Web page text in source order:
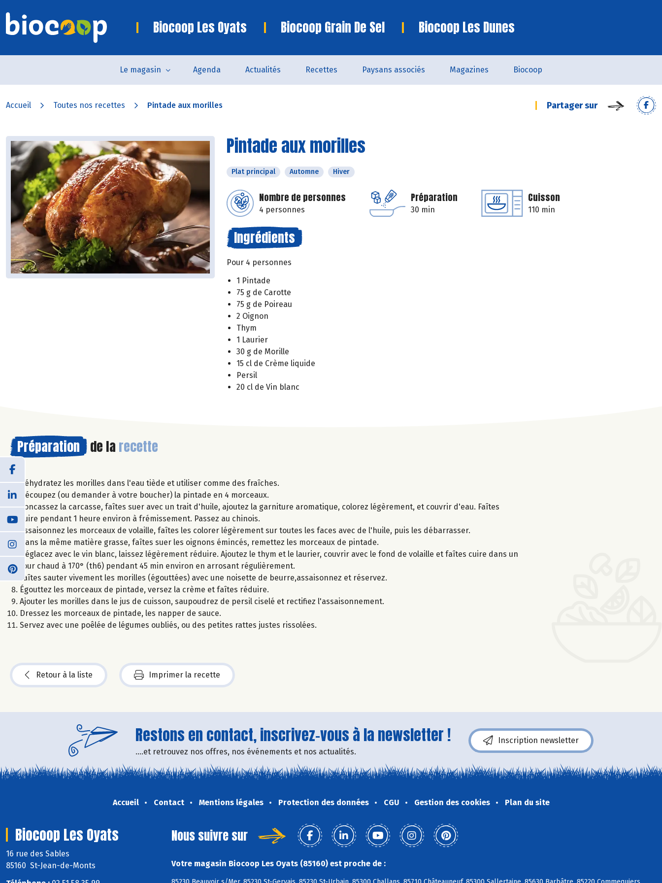
Biocoop Les Oyats Biocoop Grain De Sel Biocoop Les Dunes
Le magasin Agenda Actualités Recettes Paysans associés Magazines Biocoop
Accueil Toutes nos recettes Pintade aux morilles Partager sur
Pintade aux morilles
Plat principal Automne Hiver
Nombre de personnes
4 personnes
Préparation
30 min
Cuisson
110 min
Ingrédients
Pour 4 personnes
1 Pintade
75 g de Carotte
75 g de Poireau
2 Oignon
Thym
1 Laurier
30 g de Morille
15 cl de Crème liquide
Persil
20 cl de Vin blanc
Préparation de la recette
Réhydratez les morilles dans l'eau tiède et utiliser comme des fraîches.
Découpez (ou demander à votre boucher) la pintade en 4 morceaux.
Concassez la carcasse, faîtes suer avec un trait d'huile, ajoutez la garniture aromatique, colorez légèrement, et couvrir d'eau. Faîtes
cuire pendant 1 heure environ à frémissement. Passez au chinois.
Assaisonnez les morceaux de volaille, faîtes les colorer légèrement sur toutes les faces avec de l'huile, puis les débarrasser.
Dans la même matière grasse, faîtes suer les oignons émincés, remettez les morceaux de pintade.
Déglacez avec le vin blanc, laissez légèrement réduire. Ajoutez le thym et le laurier, couvrir avec le fond de volaille et faîtes cuire dans un
four chaud à 170° (th6) pendant 45 min environ en arrosant régulièrement.
Faîtes sauter vivement les morilles (égouttées) avec une noisette de beurre,assaisonnez et réservez.
Égouttez les morceaux de pintade, versez la crème et faîtes réduire.
Ajouter les morilles dans le jus de cuisson, saupoudrez de persil ciselé et rectifiez l'assaisonnement.
Dressez les morceaux de pintade, les napper de sauce.
Servez avec une poêlée de légumes oubliés, ou des petites rattes justes rissolées.
Retour à la liste Imprimer la recette
Restons en contact, inscrivez-vous à la newsletter !
....et retrouvez nos offres, nos événements et nos actualités.
Inscription newsletter
Accueil Contact Mentions légales Protection des données CGU Gestion des cookies Plan du site
Biocoop Les Oyats
16 rue des Sables
85160 St-Jean-de-Monts
Nous suivre sur
Votre magasin Biocoop Les Oyats (85160) est proche de :